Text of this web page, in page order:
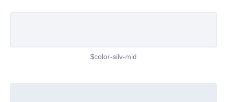
$color-silv-mid